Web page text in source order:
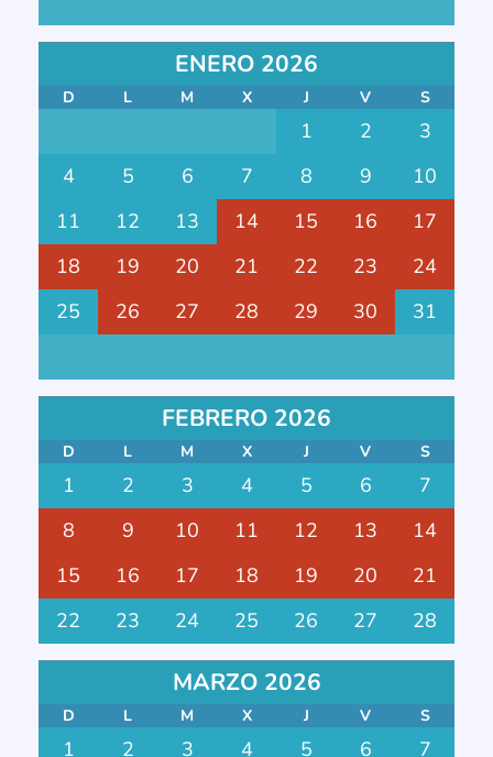
ENERO 2026
D L M X J V S
1 2
3
4
5 6 7 8 9
10
11
12 13 14 15 16
17
18
19 20 21 22 23
24
25
26 27 28 29 30 31
FEBRERO 2026
D L M X J V S
1 2 3 4 5 6
7
8
9 10 11 12 13
14
15
16 17 18 19 20
21
22
23 24 25 26 27 28
MARZO 2026
D L M X J V S
1 2 3 4 5 6 7